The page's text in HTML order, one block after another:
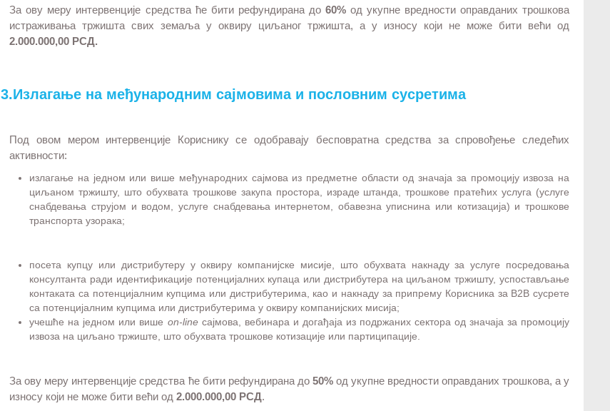
За ову меру интервенције средства ће бити рефундирана до 60% од укупне вредности оправданих трошкова
истраживања тржишта свих земаља у оквиру циљаног тржишта, а у износу који не може бити већи од
2.000.000,00 РСД.
3.Излагање на међународним сајмовима и пословним сусретима
Под овом мером интервенције Кориснику се одобравају бесповратна средства за спровођење следећих
активности:
излагање на једном или више међународних сајмова из предметне области од значаја за промоцију извоза на
циљаном тржишту, што обухвата трошкове закупа простора, израде штанда, трошкове пратећих услуга (услуге
снабдевања струјом и водом, услуге снабдевања интернетом, обавезна уписнина или котизација) и трошкове
транспорта узорака;
посета купцу или дистрибутеру у оквиру компанијске мисије, што обухвата накнаду за услуге посредовања
консултанта ради идентификације потенцијалних купаца или дистрибутера на циљаном тржишту, успостављање
контаката са потенцијалним купцима или дистрибутерима, као и накнаду за припрему Корисника за B2B сусрете
са потенцијалним купцима или дистрибутерима у оквиру компанијских мисија;
учешће на једном или више on-line сајмова, вебинара и догађаја из подржаних сектора од значаја за промоцију
извоза на циљано тржиште, што обухвата трошкове котизације или партиципације.
За ову меру интервенције средства ће бити рефундирана до 50% од укупне вредности оправданих трошкова, а у
износу који не може бити већи од2.000.000,00 РСД.